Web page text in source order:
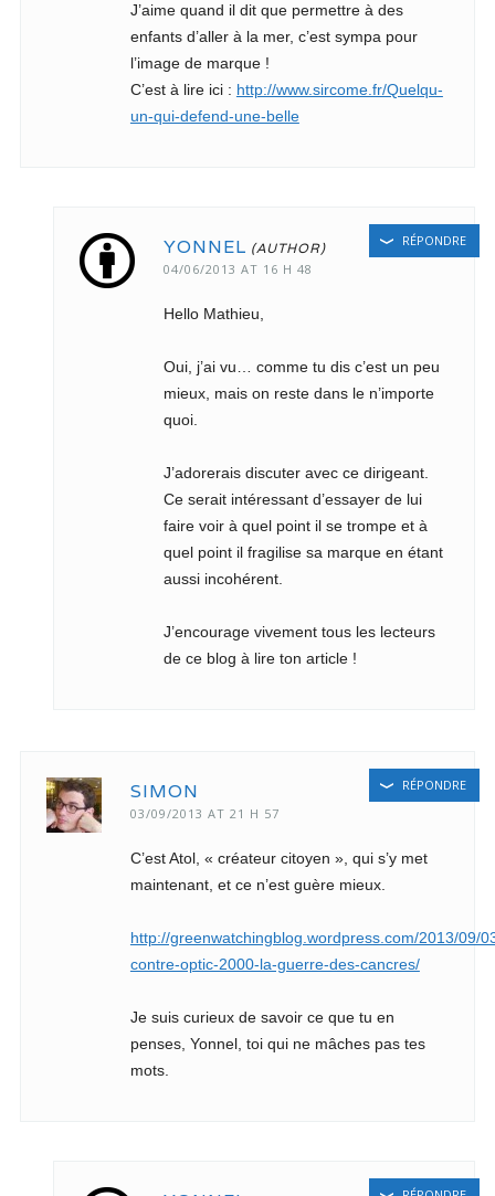
J’aime quand il dit que permettre à des
enfants d’aller à la mer, c’est sympa pour
l’image de marque !
C’est à lire ici : http://www.sircome.fr/Quelqu-
un-qui-defend-une-belle
YONNEL
04/06/2013 AT 16 H 48
Hello Mathieu,
Oui, j’ai vu… comme tu dis c’est un peu
mieux, mais on reste dans le n’importe
quoi.
J’adorerais discuter avec ce dirigeant.
Ce serait intéressant d’essayer de lui
faire voir à quel point il se trompe et à
quel point il fragilise sa marque en étant
aussi incohérent.
J’encourage vivement tous les lecteurs
de ce blog à lire ton article !
RÉPONDRE
SIMON
03/09/2013 AT 21 H 57
C’est Atol, « créateur citoyen », qui s’y met
maintenant, et ce n’est guère mieux.
http://greenwatchingblog.wordpress.com/2013/09/
contre-optic-2000-la-guerre-des-cancres/
Je suis curieux de savoir ce que tu en
penses, Yonnel, toi qui ne mâches pas tes
mots.
RÉPONDRE